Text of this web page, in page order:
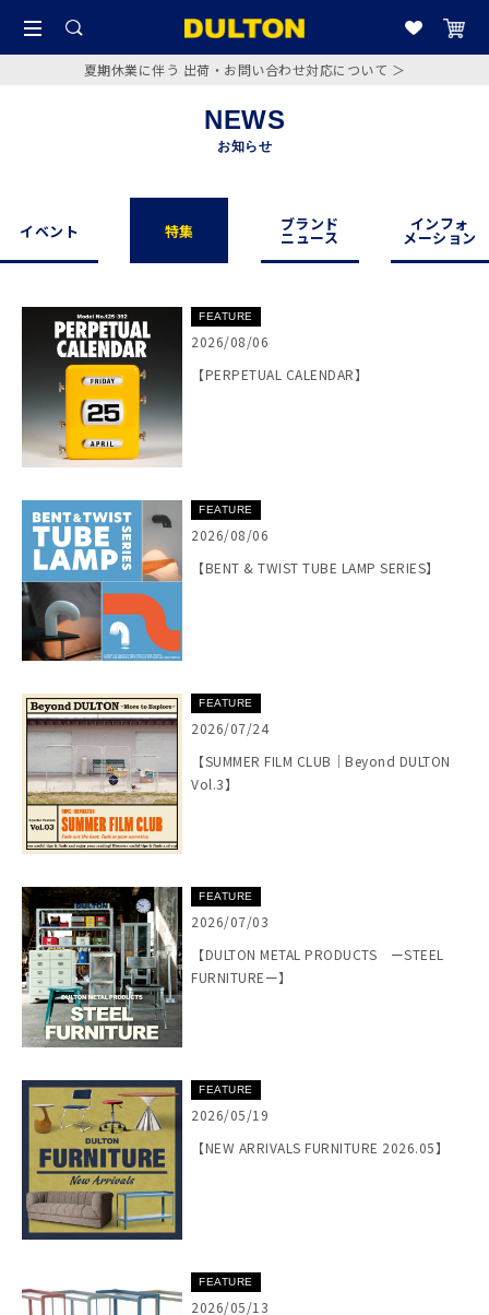
夏期休業に伴う 出荷・お問い合わせ対応について ＞
NEWS
お知らせ
イベント 特集 ブランド
ニュース
インフォ
メーション
FEATURE
2026/08/06
【PERPETUAL CALENDAR】
FEATURE
2026/08/06
【BENT & TWIST TUBE LAMP SERIES】
FEATURE
2026/07/24
【SUMMER FILM CLUB｜Beyond DULTON
Vol.3】
FEATURE
2026/07/03
【DULTON METAL PRODUCTS ーSTEEL
FURNITUREー】
FEATURE
2026/05/19
【NEW ARRIVALS FURNITURE 2026.05】
FEATURE
2026/05/13